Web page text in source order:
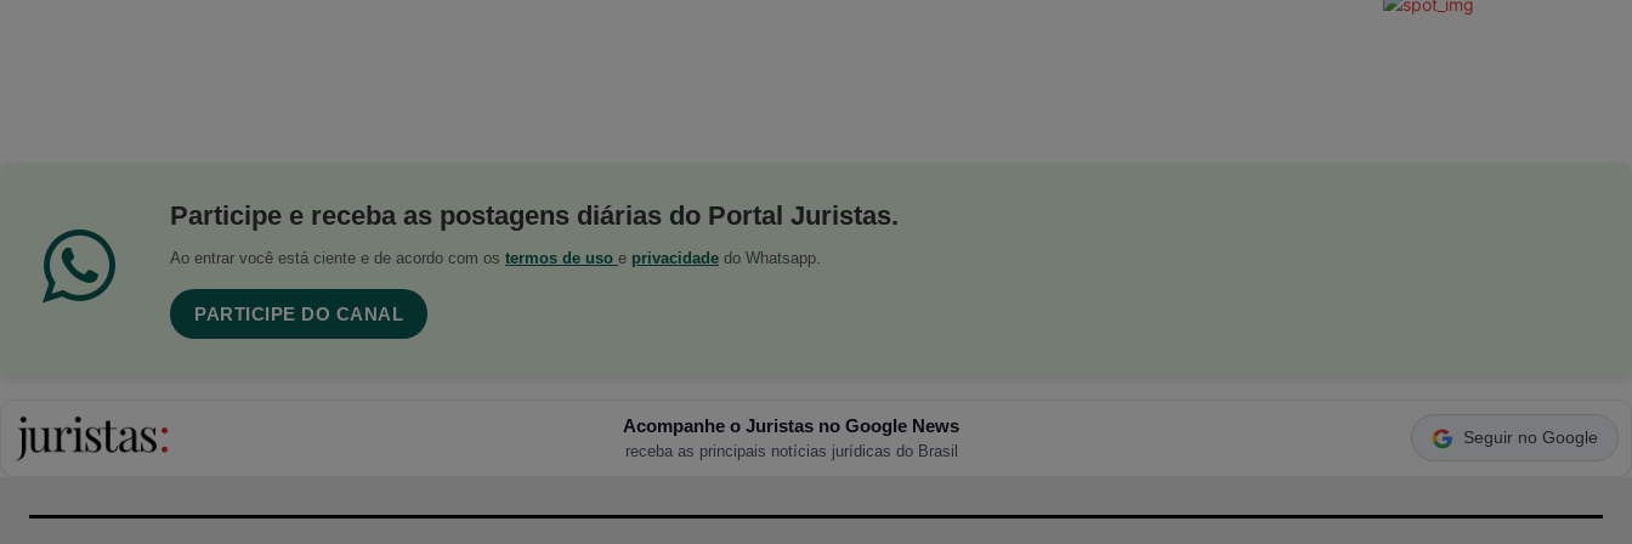
Participe e receba as postagens diárias do Portal Juristas.
Ao entrar você está ciente e de acordo com os termos de uso e privacidade do Whatsapp.
PARTICIPE DO CANAL
Acompanhe o Juristas no Google News
receba as principais notícias jurídicas do Brasil
Seguir no Google